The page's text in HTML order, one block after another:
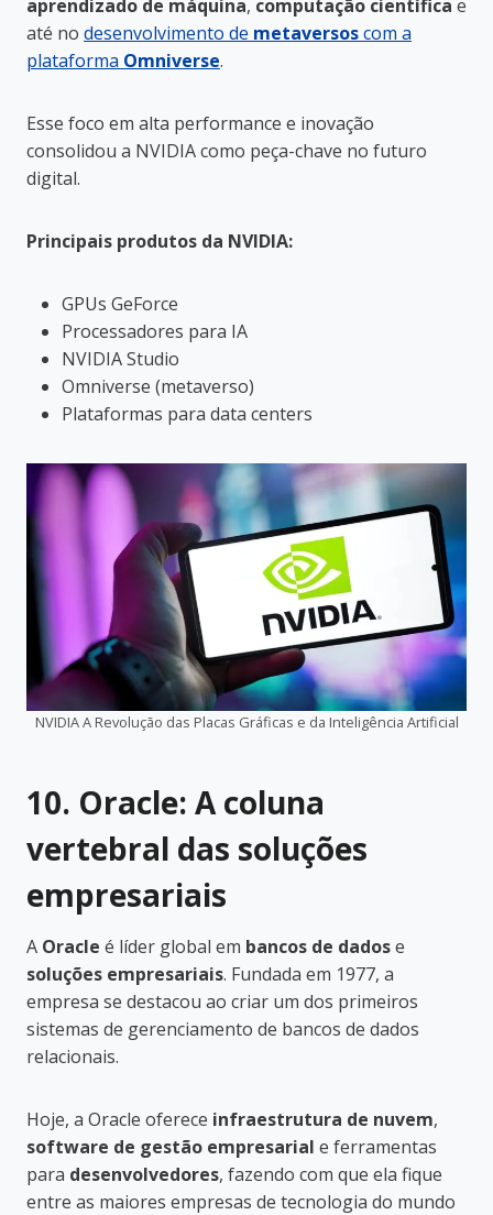
aprendizado de máquina, computação científica e
até no desenvolvimento de metaversoscom a
plataforma Omniverse.
Esse foco em alta performance e inovação
consolidou a NVIDIA como peça-chave no futuro
digital.
Principais produtos da NVIDIA:
GPUs GeForce
Processadores para IA
NVIDIA Studio
Omniverse (metaverso)
Plataformas para data centers
NVIDIA A Revolução das Placas Gráficas e da Inteligência Artificial
10. Oracle: A coluna
vertebral das soluções
empresariais
A Oracle é líder global em bancos de dadose
soluções empresariais. Fundada em 1977, a
empresa se destacou ao criar um dos primeiros
sistemas de gerenciamento de bancos de dados
relacionais.
Hoje, a Oracle oferece infraestrutura de nuvem,
software de gestão empresarial e ferramentas
para desenvolvedores, fazendo com que ela fique
entre as maiores empresas de tecnologia do mundo